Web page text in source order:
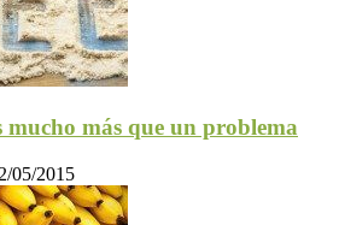
mucho más que un problema
05/2015